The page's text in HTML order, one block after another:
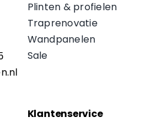
Plinten & profielen
Traprenovatie
Wandpanelen
Sale
Klantenservice